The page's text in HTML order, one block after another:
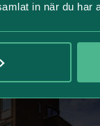
in när du har